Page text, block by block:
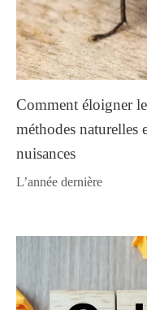
Comment éloigner
méthodes naturelles
nuisances
l’année dernière